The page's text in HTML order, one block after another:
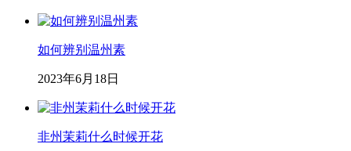
如何辨别温州素
2023年6月18日
非州茉莉什么时候开花